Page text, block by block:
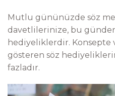
Mutlu gününüzde söz
davetlilerinize, bu günden
hediyeliklerdir. Konsepte
gösteren söz
fazladır.